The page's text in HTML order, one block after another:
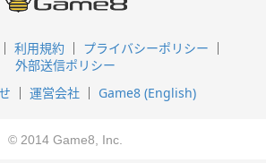
利用規約
プライバシーポリシー
外部送信ポリシー
運営会社 Game8 (English)
© 2014 Game8, Inc.